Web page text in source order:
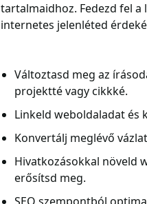
tartalmaidhoz. Fedezd fel
internetes jelenléted
Változtasd meg az
projektté vagy cikkké.
Linkeld weboldaladat és
Konvertálj meglévő
Hivatkozásokkal növeld
erősítsd meg.